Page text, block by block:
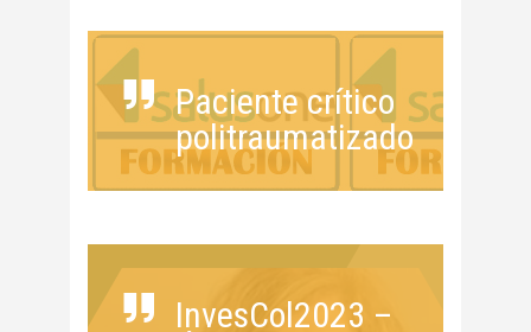
Paciente crítico
politraumatizado
InvesCol2023 –